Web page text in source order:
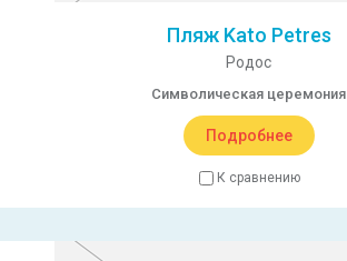
Пляж Kato Petres
Родос
Символическая церемония
Подробнее
К сравнению